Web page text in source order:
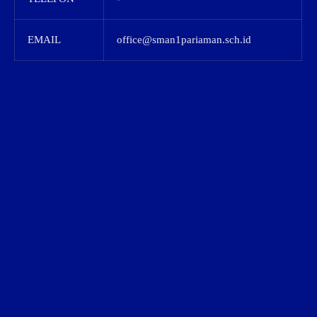
EMAIL office@sman1pariaman.sch.id